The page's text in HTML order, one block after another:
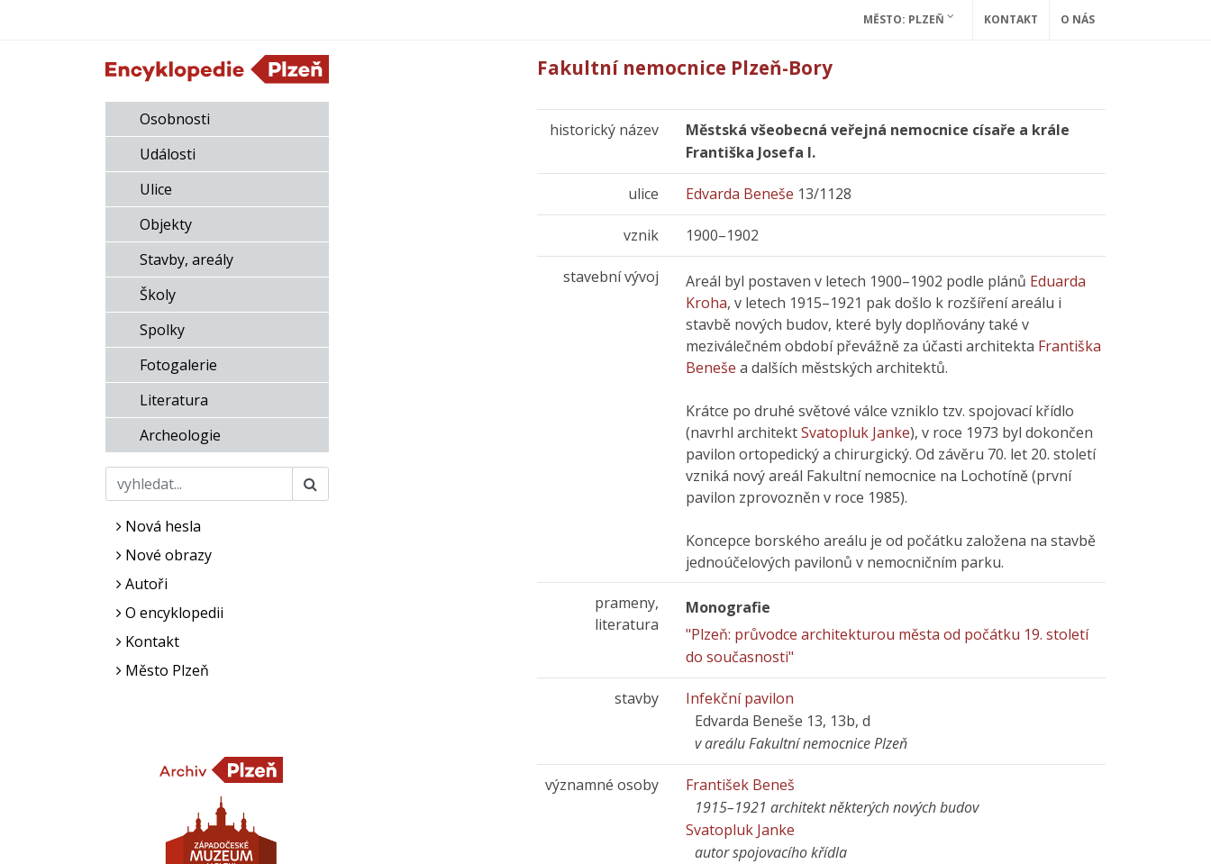
MĚSTO: PLZEŇ KONTAKT O NÁS
Osobnosti
Události
Ulice
Objekty
Stavby, areály
Školy
Spolky
Fotogalerie
Literatura
Archeologie
Nová hesla
Nové obrazy
Autoři
O encyklopedii
Kontakt
Město Plzeň
Fakultní nemocnice Plzeň-Bory
historický název
Městská všeobecná veřejná nemocnice císaře a krále
Františka Josefa I.
ulice Edvarda Beneše 13/1128
vznik 1900–1902
stavební vývoj Areál byl postaven v letech 1900–1902 podle plánů Eduarda
Kroha, v letech 1915–1921 pak došlo k rozšíření areálu i
stavbě nových budov, které byly doplňovány také v
meziválečném období převážně za účasti architekta Františka
Beneše a dalších městských architektů.
Krátce po druhé světové válce vzniklo tzv. spojovací křídlo
(navrhl architektSvatopluk Janke), v roce 1973 byl dokončen
pavilon ortopedický a chirurgický. Od závěru 70. let 20. století
vzniká nový areál Fakultní nemocnice na Lochotíně (první
pavilon zprovozněn v roce 1985).
Koncepce borského areálu je od počátku založena na stavbě
jednoúčelových pavilonů v nemocničním parku.
prameny,
literatura
Monografie
"Plzeň: průvodce architekturou města od počátku 19. století
do současnosti"
stavby
Infekční pavilon
Edvarda Beneše 13, 13b, d
v areálu Fakultní nemocnice Plzeň
významné osoby
František Beneš
1915–1921 architekt některých nových budov
Svatopluk Janke
autor spojovacího křídla